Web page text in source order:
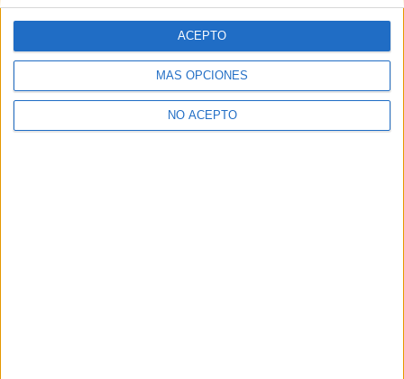
MÁS OPCIONES
NO ACEPTO
ACEPTO
Y como regalo de agradecimiento, por registrarte te daremos
gratis una copia de nuestro ebook con 100 consejos para tu
primer año de universidad